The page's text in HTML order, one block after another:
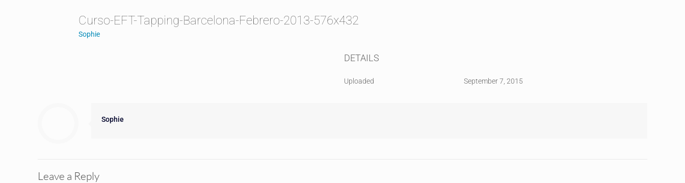
Curso-EFT-Tapping-Barcelona-Febrero-2013-576x432
Sophie
DETAILS
Uploaded September 7, 2015
Sophie
Leave a Reply